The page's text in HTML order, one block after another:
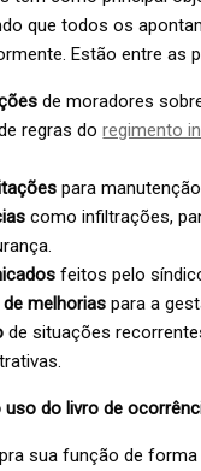
que todos os
Estão entre as
de moradores
regras doregimento
para
como infiltrações,
feitos pelo
melhorias para a
de situações
do livro de
sua função de